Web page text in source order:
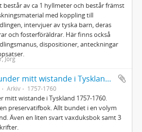
består av ca 1 hyllmeter och består främst
med koppling till
intervjuer av tyska barn, deras
och fosterföräldrar. Här finns också
dispositioner, anteckningar
Jörg
Journal hållen under mitt wistande i Tyskland, räkenskaper, liten preservatifbok
Arkiv 1757-1760
mitt wistande i Tyskland 1757-1760.
preservatifbok. Allt bundet i en volym
Även en liten svart vaxduksbok samt 3